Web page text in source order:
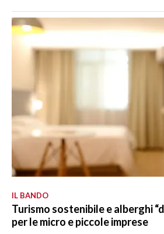
IL BANDO
Turismo sostenibile e alberghi
per le micro e piccole imprese